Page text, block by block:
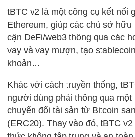
tBTC v2 là một công cụ kết nối
Ethereum, giúp các chủ sở hữu
cận DeFi/web3 thông qua các
vay và vay mượn, tạo
khoản…
Khác với cách truyền thống,
người dùng phải thông qua một
chuyển đổi tài sản từ Bitcoin
(ERC20). Thay vào đó, tBTC